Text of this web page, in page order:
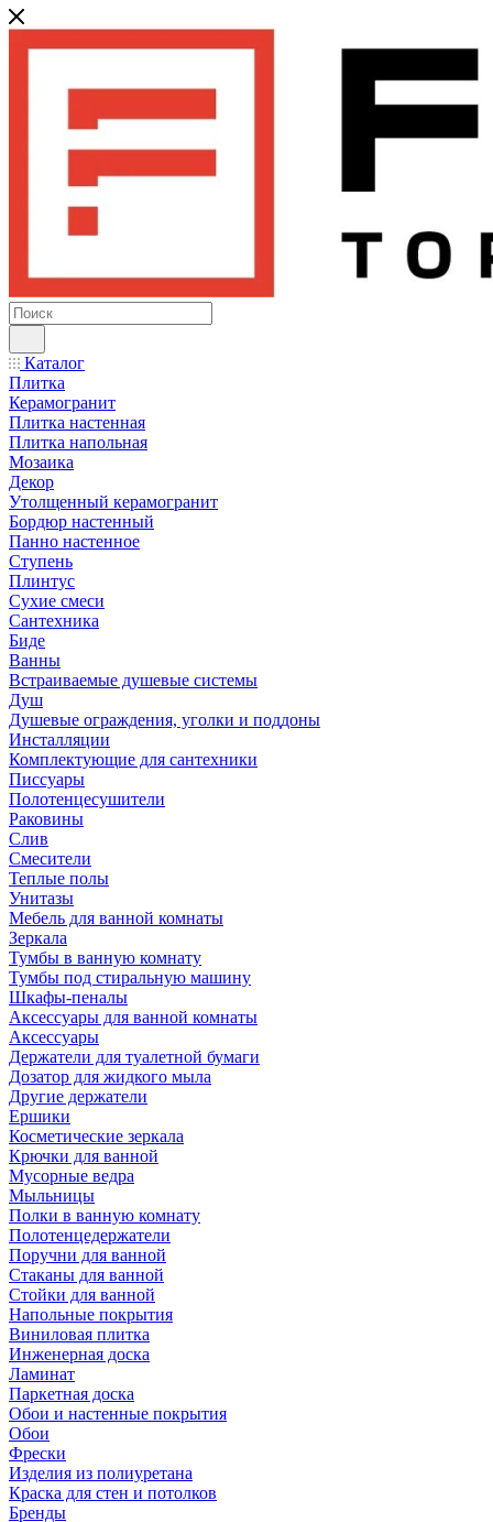
Каталог
Плитка
Керамогранит
Плитка настенная
Плитка напольная
Мозаика
Декор
Утолщенный керамогранит
Бордюр настенный
Панно настенное
Ступень
Плинтус
Сухие смеси
Сантехника
Биде
Ванны
Встраиваемые душевые системы
Душ
Душевые ограждения, уголки и поддоны
Инсталляции
Комплектующие для сантехники
Писсуары
Полотенцесушители
Раковины
Слив
Смесители
Теплые полы
Унитазы
Мебель для ванной комнаты
Зеркала
Тумбы в ванную комнату
Тумбы под стиральную машину
Шкафы-пеналы
Аксессуары для ванной комнаты
Аксессуары
Держатели для туалетной бумаги
Дозатор для жидкого мыла
Другие держатели
Ершики
Косметические зеркала
Крючки для ванной
Мусорные ведра
Мыльницы
Полки в ванную комнату
Полотенцедержатели
Поручни для ванной
Стаканы для ванной
Стойки для ванной
Напольные покрытия
Виниловая плитка
Инженерная доска
Ламинат
Паркетная доска
Обои и настенные покрытия
Обои
Фрески
Изделия из полиуретана
Краска для стен и потолков
Бренды